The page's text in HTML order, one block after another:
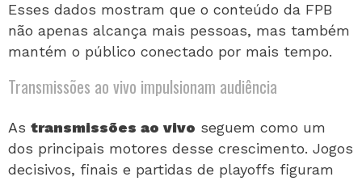
Esses dados mostram que o conteúdo da FPB
não apenas alcança mais pessoas, mas também
mantém o público conectado por mais tempo.
Transmissões ao vivo impulsionam audiência
As transmissões ao vivo seguem como um
dos principais motores desse crescimento. Jogos
decisivos, finais e partidas de playoffs figuram